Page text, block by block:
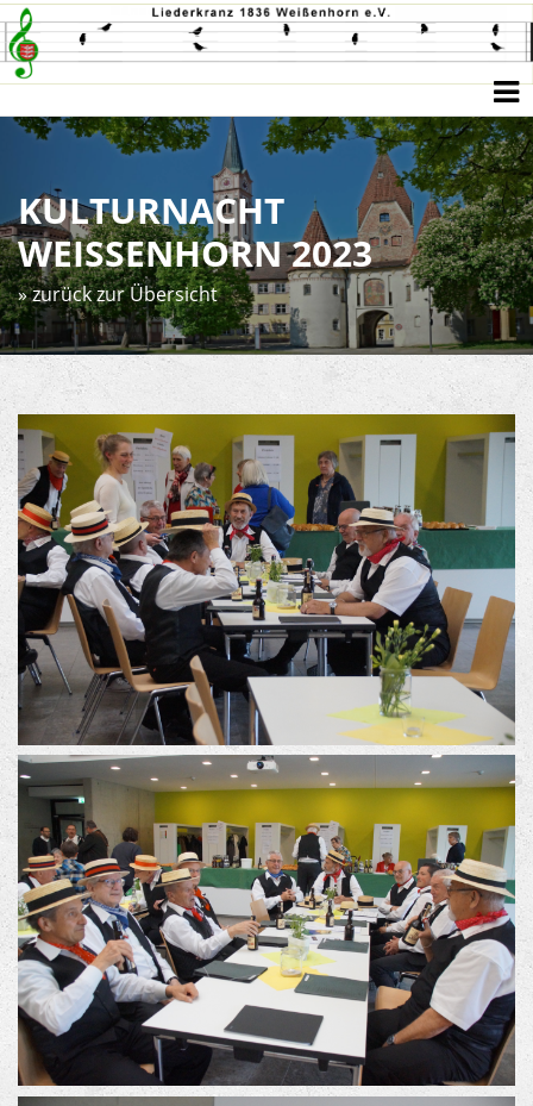
KULTURNACHT
WEISSENHORN 2023
zurück zur Übersicht